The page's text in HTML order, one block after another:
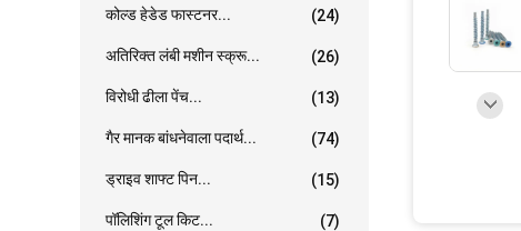
कोल्ड हेडेड फास्टनर... (24)
अतिरिक्त लंबी मशीन स्क्रू... (26)
विरोधी ढीला पेंच... (13)
गैर मानक बांधनेवाला पदार्थ... (74)
ड्राइव शाफ्ट पिन... (15)
पॉलिशिंग टूल किट... (7)